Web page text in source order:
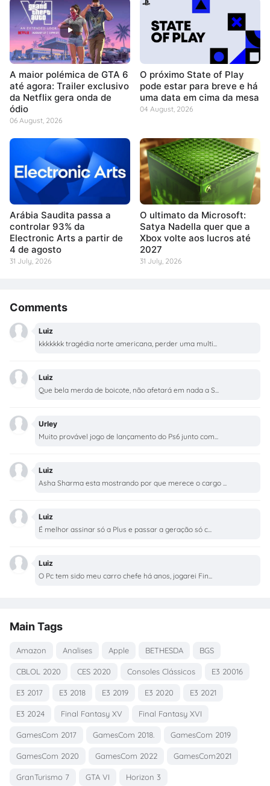
A maior polémica de GTA 6
até agora: Trailer exclusivo
da Netflix gera onda de
ódio
06 August, 2026
O próximo State of Play
pode estar para breve e há
uma data em cima da mesa
04 August, 2026
Arábia Saudita passa a
controlar 93% da
Electronic Arts a partir de
4 de agosto
31 July, 2026
O ultimato da Microsoft:
Satya Nadella quer que a
Xbox volte aos lucros até
2027
31 July, 2026
Comments
Luiz
kkkkkkk tragédia norte americana, perder uma multi...
Luiz
Que bela merda de boicote, não afetará em nada a S...
Urley
Muito provável jogo de lançamento do Ps6 junto com...
Luiz
Asha Sharma esta mostrando por que merece o cargo ...
Luiz
É melhor assinar só a Plus e passar a geração só c...
Luiz
O Pc tem sido meu carro chefe há anos, jogarei Fin...
Main Tags
Amazon Analises Apple BETHESDA BGS
CBLOL 2020 CES 2020 Consoles Clássicos E3 20016
E3 2017 E3 2018 E3 2019 E3 2020 E3 2021
E3 2024 Final Fantasy XV Final Fantasy XVI
GamesCom 2017 GamesCom 2018. GamesCom 2019
GamesCom 2020 GamesCom 2022 GamesCom2021
GranTurismo 7 GTA VI Horizon 3